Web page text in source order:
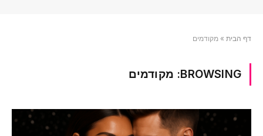
דף הבית » מקודמים
BROWSING: מקודמים